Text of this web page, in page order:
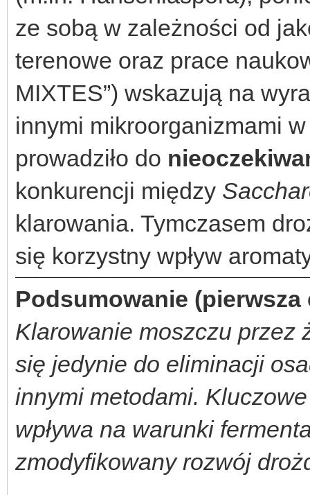
ze sobą w zależności od
terenowe oraz prace
MIXTES”) wskazują na
innymi mikroorganizmami
prowadziło do
konkurencji między
klarowania. Tymczasem
się korzystny wpływ
Podsumowanie
Klarowanie moszczu przez
się jedynie do eliminacji
innymi metodami.
wpływa na warunki
zmodyfikowany rozwój